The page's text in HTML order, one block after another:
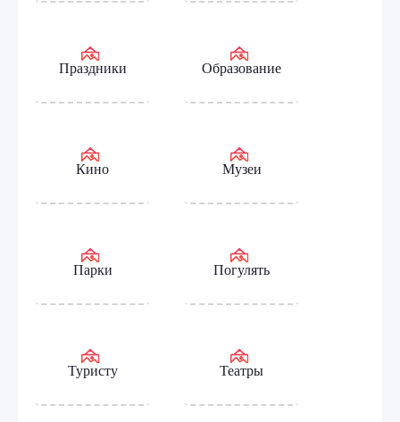
Праздники Образование
Кино Музеи
Парки Погулять
Туристу Театры